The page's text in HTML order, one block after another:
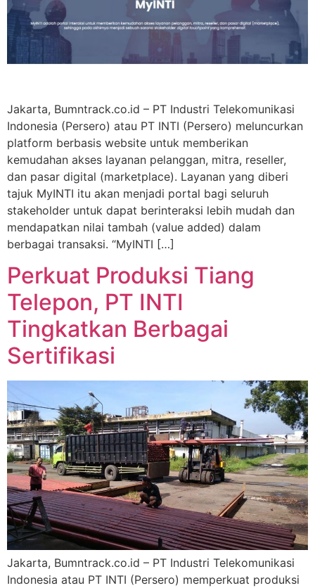
Jakarta, Bumntrack.co.id – PT Industri Telekomunikasi
Indonesia (Persero) atau PT INTI (Persero) meluncurkan
platform berbasis website untuk memberikan
kemudahan akses layanan pelanggan, mitra, reseller,
dan pasar digital (marketplace). Layanan yang diberi
tajuk MyINTI itu akan menjadi portal bagi seluruh
stakeholder untuk dapat berinteraksi lebih mudah dan
mendapatkan nilai tambah (value added) dalam
berbagai transaksi. “MyINTI […]
Perkuat Produksi Tiang
Telepon, PT INTI
Tingkatkan Berbagai
Sertifikasi
Jakarta, Bumntrack.co.id – PT Industri Telekomunikasi
Indonesia atau PT INTI (Persero) memperkuat produksi